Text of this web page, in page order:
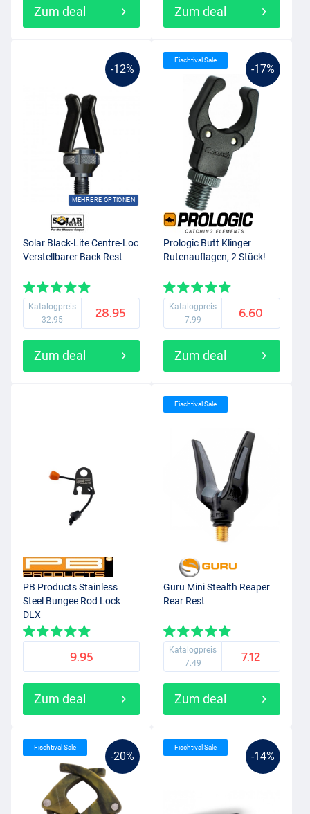
Zum deal Zum deal
-12%
MEHRERE OPTIONEN
Solar Black-Lite Centre-Loc
Verstellbarer Back Rest
Katalogpreis
32.95
28.95
Zum deal
-17%
Fischtival Sale
Prologic Butt Klinger
Rutenauflagen, 2 Stück!
Katalogpreis
7.99
6.60
Zum deal
PB Products Stainless
Steel Bungee Rod Lock
DLX
9.95
Zum deal
Fischtival Sale
Guru Mini Stealth Reaper
Rear Rest
Katalogpreis
7.49
7.12
Zum deal
-20%
Fischtival Sale
-14%
Fischtival Sale